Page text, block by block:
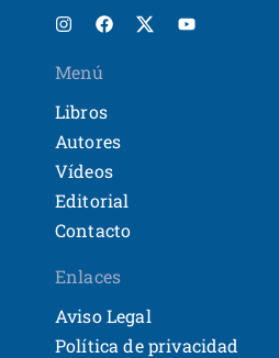
Menú
Libros
Autores
Vídeos
Editorial
Contacto
Enlaces
Aviso Legal
Política de privacidad